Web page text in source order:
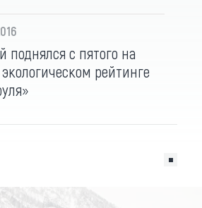
поднялся с пятого на
рейтинге